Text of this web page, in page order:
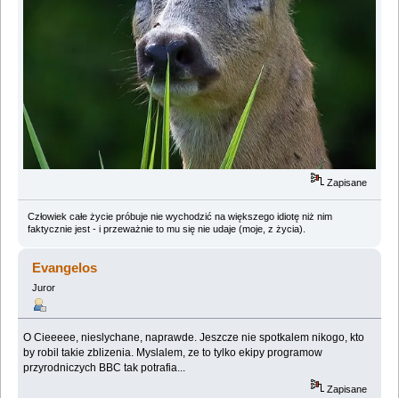
Zapisane
Człowiek całe życie próbuje nie wychodzić na większego idiotę niż nim
faktycznie jest - i przeważnie to mu się nie udaje (moje, z życia).
Evangelos
Juror
O Cieeeee, nieslychane, naprawde. Jeszcze nie spotkalem nikogo, kto
by robil takie zblizenia. Myslalem, ze to tylko ekipy programow
przyrodniczych BBC tak potrafia...
Zapisane